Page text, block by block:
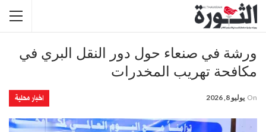
ورشة في صنعاء حول دور النقل البري في
مكافحة تهريب المخدرات
اخبار محلية On يوليو 8, 2026